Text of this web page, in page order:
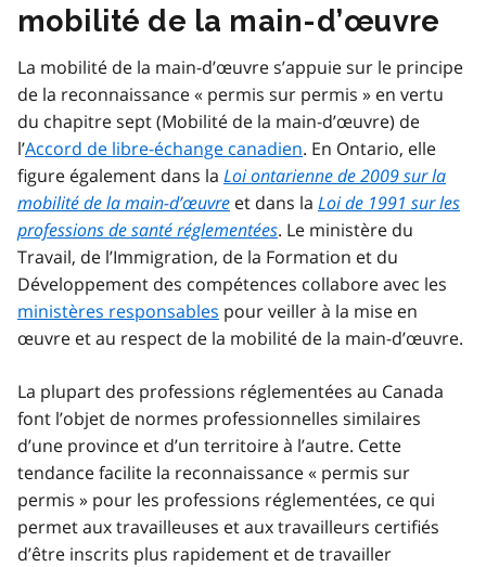
mobilité de la main-d’œuvre
La mobilité de la main-d’œuvre s’appuie sur le principe
de la reconnaissance « permis sur permis » en vertu
du chapitre sept (Mobilité de la main-d’œuvre) de
l’Accord de libre-échange canadien. En Ontario, elle
figure également dans la Loi ontarienne de 2009 sur la
mobilité de la main-d’œuvre et dans la Loi de 1991 sur les
professions de santé réglementées. Le ministère du
Travail, de l’Immigration, de la Formation et du
Développement des compétences collabore avec les
ministères responsables pour veiller à la mise en
œuvre et au respect de la mobilité de la main-d’œuvre.
La plupart des professions réglementées au Canada
font l’objet de normes professionnelles similaires
d’une province et d’un territoire à l’autre. Cette
tendance facilite la reconnaissance « permis sur
permis » pour les professions réglementées, ce qui
permet aux travailleuses et aux travailleurs certifiés
d’être inscrits plus rapidement et de travailler